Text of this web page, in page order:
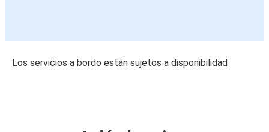
Los servicios a bordo están sujetos a disponibilidad